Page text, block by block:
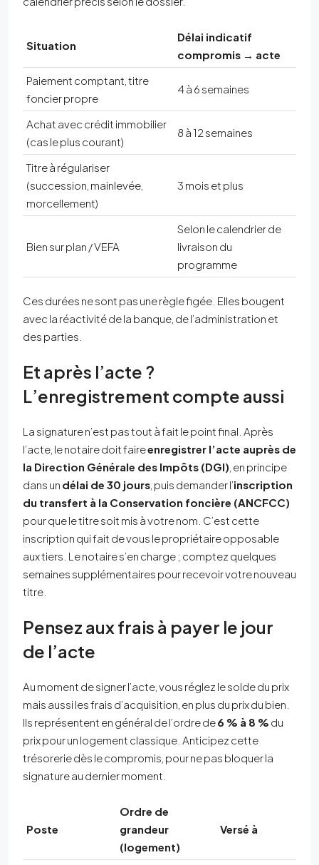
Situation
Délai indicatif
compromis → acte
Paiement comptant, titre
foncier propre
4 à 6 semaines
Achat avec crédit immobilier
(cas le plus courant)
8 à 12 semaines
Titre à régulariser
(succession, mainlevée,
morcellement)
3 mois et plus
Bien sur plan / VEFA
Selon le calendrier de
livraison du
programme
Ces durées ne sont pas une règle figée. Elles bougent
avec la réactivité de la banque, de l’administration et
des parties.
Et après l’acte ?
L’enregistrement compte aussi
La signature n’est pas tout à fait le point final. Après
l’acte, le notaire doit faireenregistrer l’acte auprès de
la Direction Générale des Impôts (DGI) , en principe
dans un délai de 30 jours , puis demander l’inscription
du transfert à la Conservation foncière (ANCFCC)
pour que le titre soit mis à votre nom. C’est cette
inscription qui fait de vous le propriétaire opposable
aux tiers. Le notaire s’en charge ; comptez quelques
semaines supplémentaires pour recevoir votre nouveau
titre.
Pensez aux frais à payer le jour
de l’acte
Au moment de signer l’acte, vous réglez le solde du prix
mais aussi les frais d’acquisition, en plus du prix du bien.
Ils représentent en général de l’ordre de6 % à 8 % du
prix pour un logement classique. Anticipez cette
trésorerie dès le compromis, pour ne pas bloquer la
signature au dernier moment.
Poste
Ordre de
grandeur
(logement)
Versé à